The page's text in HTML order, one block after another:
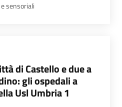
sensoriali
di Castello e due a
gli ospedali a
Usl Umbria 1